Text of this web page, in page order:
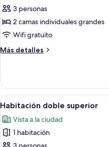
de
Habitación
Deluxe
2
3 personas
2 camas individuales grandes
Wifi gratuito
Más detalles
Más
Deluxe
con
2
individuales
Abrir
todas
las
fotos
6
Habitación doble superior
Vista a la ciudad
1 habitación